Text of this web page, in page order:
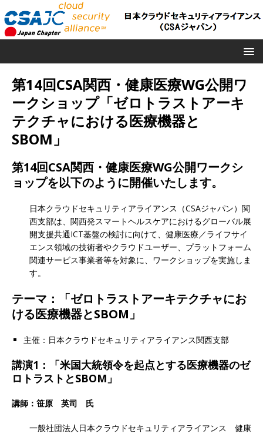
第14回CSA関西・健康医療WG公開ワ
ークショップ「ゼロトラストアーキ
テクチャにおける医療機器と
SBOM」
第14回CSA関西・健康医療WG公開ワークシ
ョップを以下のように開催いたします。
日本クラウドセキュリティアライアンス（CSAジャパン）関
西支部は、関西発スマートヘルスケアにおけるグローバル展
開支援共通ICT基盤の検討に向けて、健康医療／ライフサイ
エンス領域の技術者やクラウドユーザー、プラットフォーム
関連サービス事業者等を対象に、ワークショップを実施しま
す。
テーマ：「ゼロトラストアーキテクチャにお
ける医療機器とSBOM」
主催：日本クラウドセキュリティアライアンス関西支部
講演1：
「米国大統領令を起点とする医療機器のゼ
ロトラストとSBOM」
講師：笹原 英司 氏
一般社団法人日本クラウドセキュリティアライアンス 健康